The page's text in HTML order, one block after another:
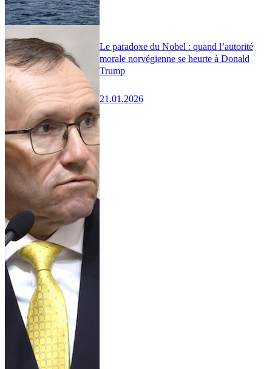
Le paradoxe du Nobel : quand l’autorité
morale norvégienne se heurte à Donald
Trump
21.01.2026